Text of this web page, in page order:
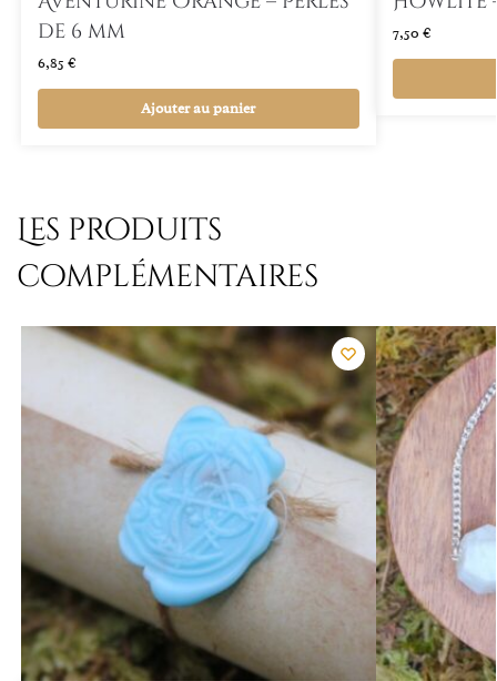
de 6 mm
6,85 €
Ajouter au panier
7,50 €
Les produits
complémentaires